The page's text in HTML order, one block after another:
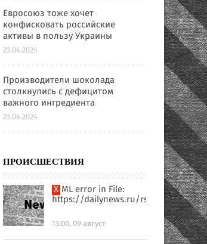
Евросоюз тоже хочет
конфисковать российские
активы в пользу Украины
23.04.2024
Производители шоколада
столкнулись с дефицитом
важного ингредиента
23.04.2024
ПРОИСШЕСТВИЯ
XML error in File:
https://dailynews.ru/rssfull.xml
13:00, 09 август